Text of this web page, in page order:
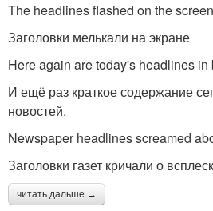
The headlines flashed on the
Заголовки мелькали на экране
Here again are today's headlines in
И ещё раз краткое содержание
новостей.
Newspaper headlines screamed
Заголовки газет кричали о
читать дальше →